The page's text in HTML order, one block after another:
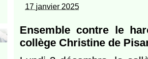
17 janvier 2025
Ensemble contre le
collège Christine de